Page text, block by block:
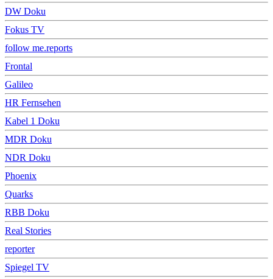
DW Doku
Fokus TV
follow me.reports
Frontal
Galileo
HR Fernsehen
Kabel 1 Doku
MDR Doku
NDR Doku
Phoenix
Quarks
RBB Doku
Real Stories
reporter
Spiegel TV